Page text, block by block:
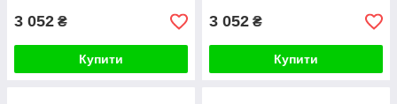
3 052 ₴
Купити
3 052 ₴
Купити